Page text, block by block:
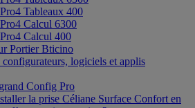
Tableaux 400
Calcul 6300
Calcul 400
Portier Bticino
logiciels et applis
Config Pro
la prise Céliane Surface Confort en